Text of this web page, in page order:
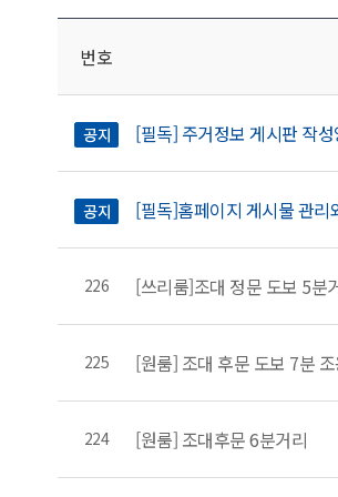
번호
[필독] 주거정보 게시판 작성
[필독]홈페이지 게시물 관
226 [쓰리룸]조대 정문 도보 5분
225 [원룸] 조대 후문 도보 7분
224 [원룸] 조대후문 6분거리